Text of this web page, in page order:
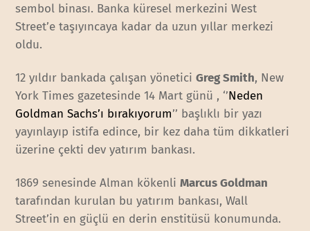
sembol binası. Banka küresel merkezini West
Street’e taşıyıncaya kadar da uzun yıllar merkezi
oldu.
12 yıldır bankada çalışan yöneticiGreg Smith, New
York Times gazetesinde 14 Mart günü , ‘’Neden
Goldman Sachs’ı bırakıyorum’’ başlıklı bir yazı
yayınlayıp istifa edince, bir kez daha tüm dikkatleri
üzerine çekti dev yatırım bankası.
1869 senesinde Alman kökenliMarcus Goldman
tarafından kurulan bu yatırım bankası, Wall
Street’in en güçlü en derin enstitüsü konumunda.